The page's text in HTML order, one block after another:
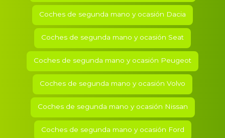
Coches de segunda mano y ocasión Dacia
Coches de segunda mano y ocasión Seat
Coches de segunda mano y ocasión Peugeot
Coches de segunda mano y ocasión Volvo
Coches de segunda mano y ocasión Nissan
Coches de segunda mano y ocasión Ford